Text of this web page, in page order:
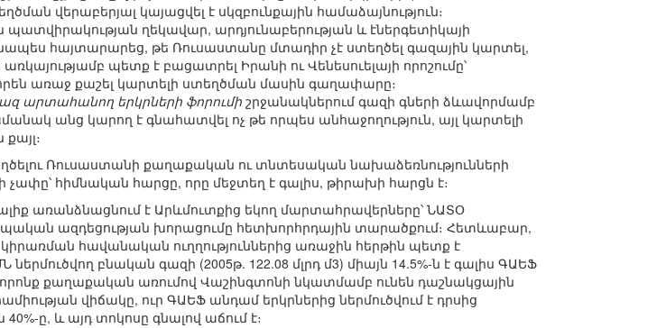
վերաբերյալ կայացվել է սկզբունքային համաձայնություն։
ղեկավար, արդյունաբերության և էներգետիկայի
հայտարարեց, թե Ռուսաստանը մտադիր չէ ստեղծել գազային կարտել,
պետք է բացատրել Իրանի ու Վենեսուելայի որոշումը՝
առաջ քաշել կարտելի ստեղծման մասին գաղափարը։
արտահանող երկրների ֆորումիշրջանակներում գազի գների ձևավորմամբ
անց կարող է գնահատվել ոչ թե որպես անհաջողություն, այլ կարտելի
Ռուսաստանի քաղաքական ու տնտեսական նախաձեռնությունների
չափը՝ հիմնական հարցը, որը մեջտեղ է գալիս, թիրախի հարցն է։
առանձնացնում է Արևմուտքից եկող մարտահրավերները՝ ՆԱՏՕ
ազդեցության խորացումը հետխորհրդային տարածքում։ Հետևաբար,
կիրառման հավանական ուղղություններից առաջին հերթին պետք է
բնական գազի (2005թ. 122.08 մլրդ մ3) միայն 14.5%-ն է գալիս ԳԱԵՖ
որոնք քաղաքական առումով Վաշինգտոնի նկատմամբ ունեն դաշնակցային
վիճակը, ուր ԳԱԵՖ անդամ երկրներից ներմուծվում է դրսից
ը, և այդ տոկոսը գնալով աճում է։